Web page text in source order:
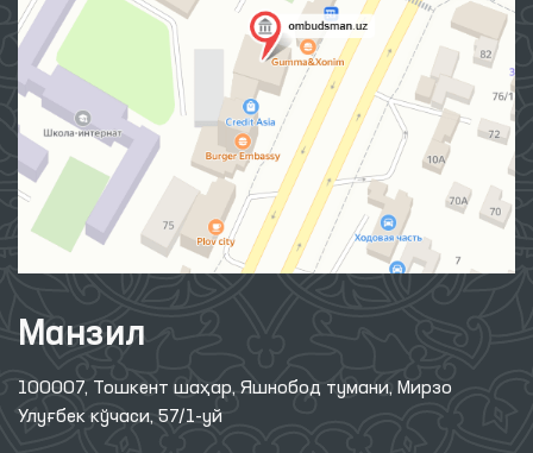
Манзил
100007, Тошкент шаҳар, Яшнобод тумани, Мирзо
Улуғбек кўчаси, 57/1-уй